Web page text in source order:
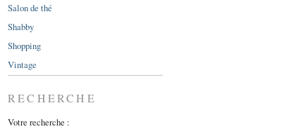
Salon de thé
Shabby
Shopping
Vintage
RECHERCHE
Votre recherche :